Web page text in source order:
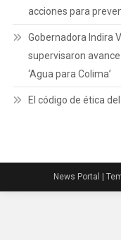
acciones para
Gobernadora Indira
supervisaron
‘Agua para Colima’
El código de ética
News Portal